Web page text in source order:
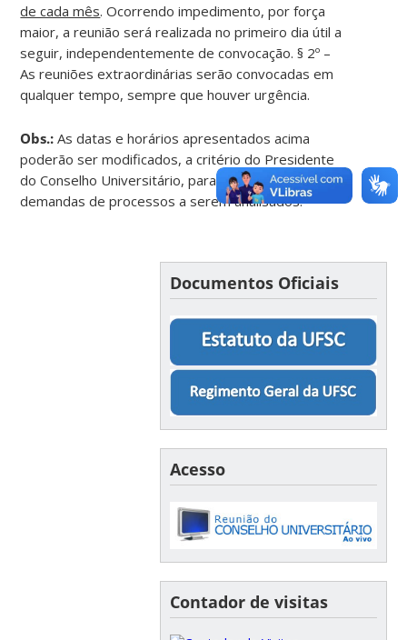
de cada mês. Ocorrendo impedimento, por força
maior, a reunião será realizada no primeiro dia útil a
seguir, independentemente de convocação. § 2º –
As reuniões extraordinárias serão convocadas em
qualquer tempo, sempre que houver urgência.
Obs.:As datas e horários apresentados acima
poderão ser modificados, a critério do Presidente
do Conselho Universitário, para melhor atender às
demandas de processos a serem analisados.
Documentos Oficiais
Acesso
Contador de visitas